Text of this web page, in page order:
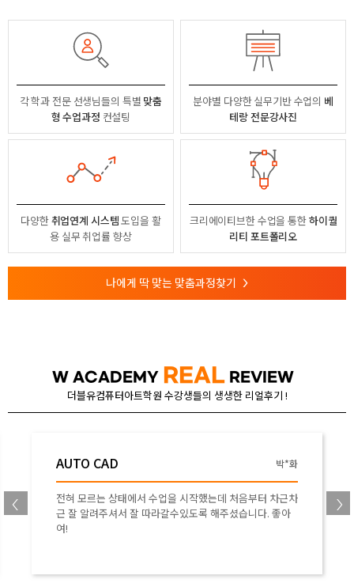
각 학과 전문 선생님들의 특별 맞춤
형 수업과정 컨설팅
분야별 다양한 실무기반 수업의 베
테랑 전문강사진
다양한취업연계 시스템도입을 활
용실무 취업률 향상
크리에이티브한 수업을 통한하이퀄
리티 포트폴리오
나에게 딱 맞는 맞춤과정찾기 >
W ACADEMY REAL REVIEW
더블유컴퓨터아트학원 수강생들의 생생한 리얼후기 !
AUTO CAD 박*화
전혀 모르는 상태에서 수업을 시작했는데 처음부터 차근차
근 잘 알려주셔서 잘 따라갈수있도록 해주셨습니다. 좋아
여!